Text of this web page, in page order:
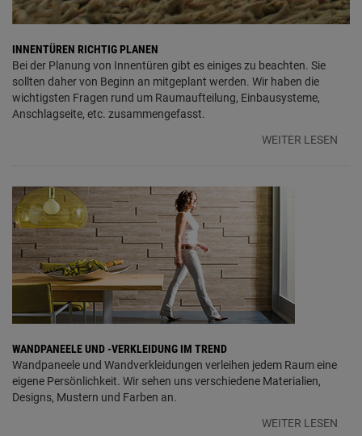
INNENTÜREN RICHTIG PLANEN
Bei der Planung von Innentüren gibt es einiges zu beachten. Sie
sollten daher von Beginn an mitgeplant werden. Wir haben die
wichtigsten Fragen rund um Raumaufteilung, Einbausysteme,
Anschlagseite, etc. zusammengefasst.
WEITER LESEN
WANDPANEELE UND -VERKLEIDUNG IM TREND
Wandpaneele und Wandverkleidungen verleihen jedem Raum eine
eigene Persönlichkeit. Wir sehen uns verschiedene Materialien,
Designs, Mustern und Farben an.
WEITER LESEN